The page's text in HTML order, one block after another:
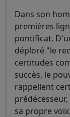
Dans son
premières
pontificat.
déploré "le
certitudes
succès, le
rappellent
sa propre voix.